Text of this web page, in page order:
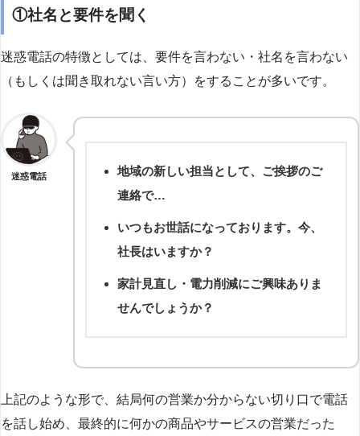
①社名と要件を聞く
迷惑電話の特徴としては、要件を言わない・社名を言わない
（もしくは聞き取れない言い方）をすることが多いです。
迷惑電話
地域の新しい担当として、ご挨拶のご
連絡で…
いつもお世話になっております。今、
社長はいますか？
家計見直し・電力削減にご興味ありま
せんでしょうか？
上記のような形で、結局何の営業か分からない切り口で電話
を話し始め、最終的に何かの商品やサービスの営業だった